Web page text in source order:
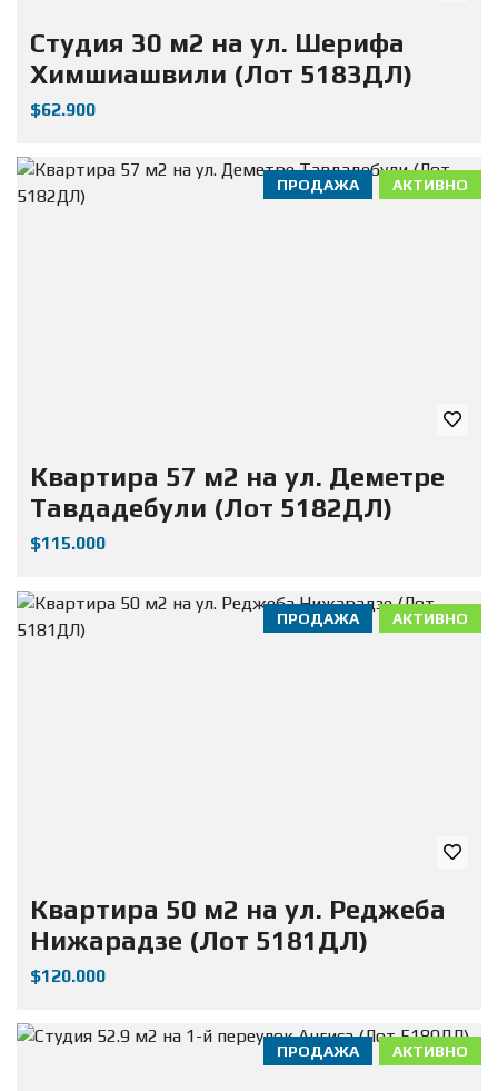
Студия 30 м2 на ул. Шерифа
Химшиашвили (Лот 5183ДЛ)
$62.900
АКТИВНО
ПРОДАЖА
Квартира 57 м2 на ул. Деметре
Тавдадебули (Лот 5182ДЛ)
$115.000
АКТИВНО
ПРОДАЖА
Квартира 50 м2 на ул. Реджеба
Нижарадзе (Лот 5181ДЛ)
$120.000
АКТИВНО
ПРОДАЖА